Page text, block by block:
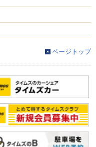
ページトップ